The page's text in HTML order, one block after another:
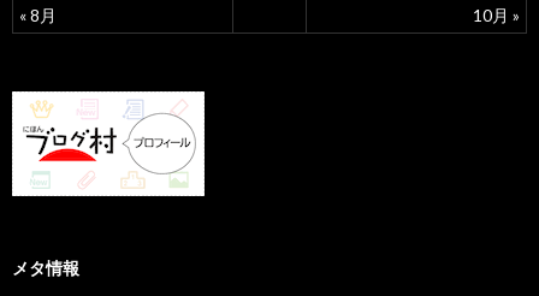
« 8月 10月 »
メタ情報